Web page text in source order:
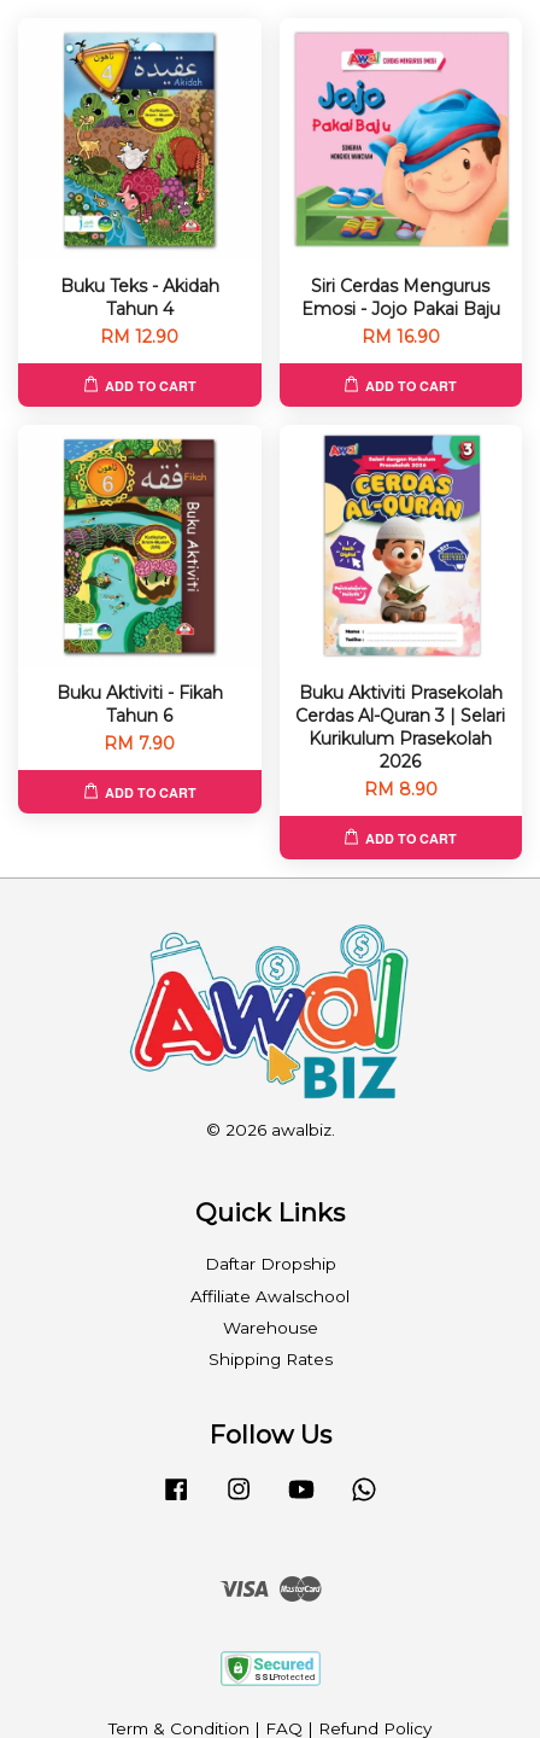
Buku Teks - Akidah
Tahun 4
RM 12.90
ADD TO CART
Siri Cerdas Mengurus
Emosi - Jojo Pakai Baju
RM 16.90
ADD TO CART
Buku Aktiviti - Fikah
Tahun 6
RM 7.90
ADD TO CART
Buku Aktiviti Prasekolah
Cerdas Al-Quran 3 | Selari
Kurikulum Prasekolah
2026
RM 8.90
ADD TO CART
© 2026 awalbiz.
Quick Links
Daftar Dropship
Affiliate Awalschool
Warehouse
Shipping Rates
Follow Us
FacebookInstagramYouTube
Visa Master
Term & Condition | FAQ | Refund Policy